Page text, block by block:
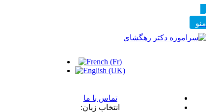
تماس با ما
انتخاب زبان: